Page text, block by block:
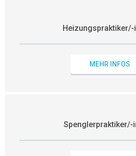
Heizungspraktiker/-
MEHR INFOS
Spenglerpraktiker/-